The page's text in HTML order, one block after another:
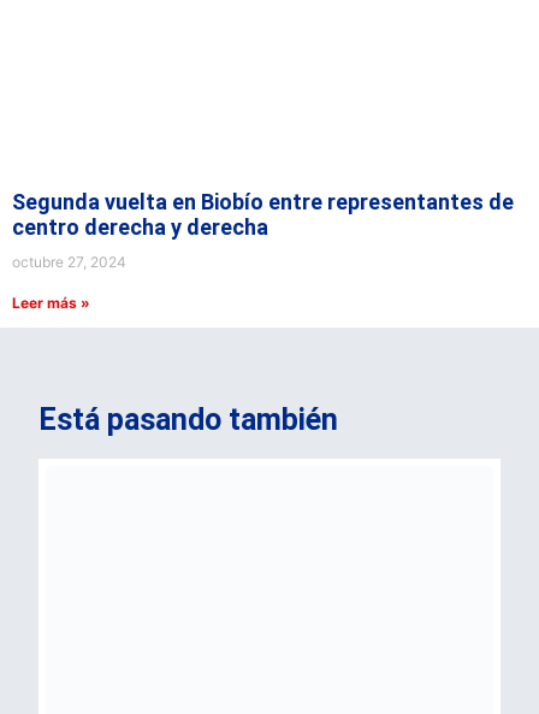
Segunda vuelta en Biobío entre representantes de
centro derecha y derecha
octubre 27, 2024
Leer más »
Está pasando también